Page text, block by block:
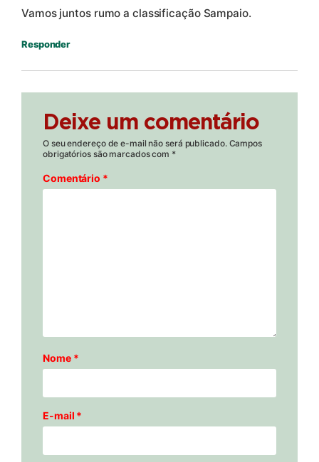
Vamos juntos rumo a classificação Sampaio.
Responder
Deixe um comentário
O seu endereço de e-mail não será publicado. Campos
obrigatórios são marcados com *
Comentário *
Nome *
E-mail *